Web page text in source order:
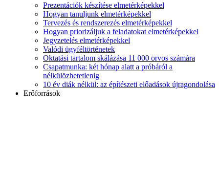
Prezentációk készítése elmetérképekkel
Hogyan tanuljunk elmetérképekkel
Tervezés és rendszerezés elmetérképekkel
Hogyan priorizáljuk a feladatokat elmetérképekkel
Jegyzetelés elmetérképekkel
Valódi ügyféltörténetek
Oktatási tartalom skálázása 11 000 orvos számára
Csapatmunka: két hónap alatt a próbáról a
nélkülözhetetlenig
10 év diák nélkül: az építészeti előadások újragondolása
Erőforrások